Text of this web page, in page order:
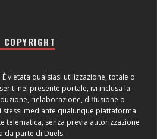
vietata qualsiasi utilizzazione, totale o
nel presente portale, ivi inclusa la
rielaborazione, diffusione o
mediante qualunque piattaforma
telematica, senza previa autorizzazione
da parte di Duels.